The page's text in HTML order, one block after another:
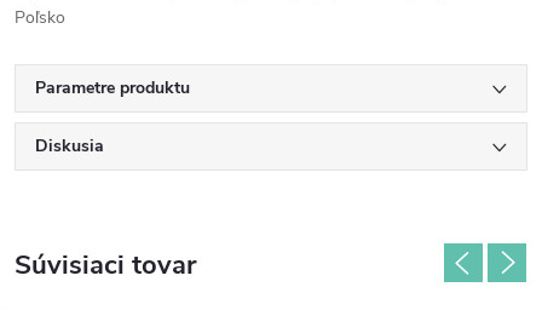
Poľsko
Parametre produktu
Diskusia
Súvisiaci tovar